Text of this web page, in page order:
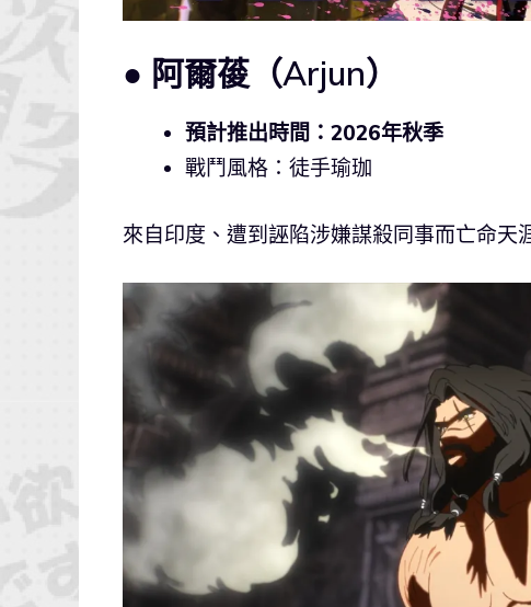
● 阿爾葰（Arjun）
預計推出時間：2026年秋季
戰鬥風格：徒手瑜珈
來自印度、遭到誣陷涉嫌謀殺同事而亡命